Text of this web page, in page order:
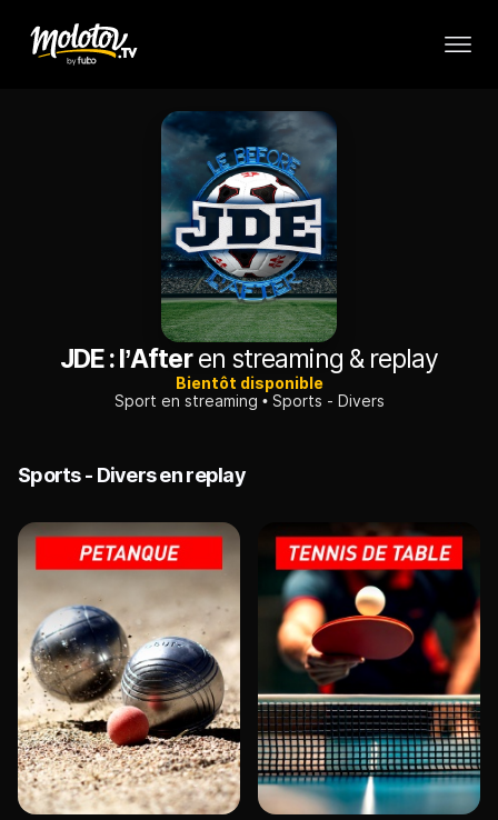
JDE : l’Afteren streaming & replay
Bientôt disponible
Sport en streaming
Sports - Divers
Sports - Divers en replay